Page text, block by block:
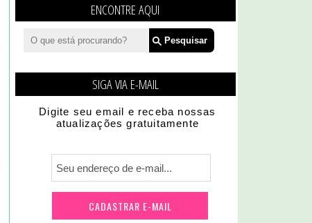
ENCONTRE AQUI
SIGA VIA E-MAIL
Digite seu email e receba nossas
atualizações gratuitamente